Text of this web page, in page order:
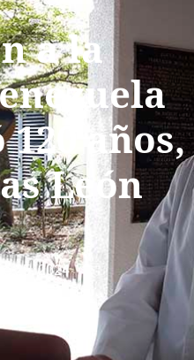
a la
años,
León
25, 2024